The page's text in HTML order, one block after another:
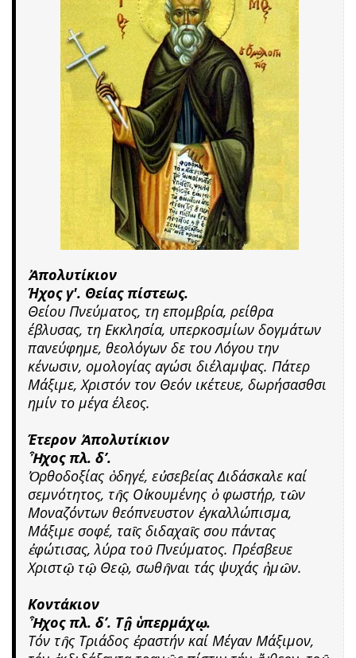
Ἀπολυτίκιον
Ήχος γ'. Θείας πίστεως.
Θείου Πνεύματος, τη επομβρία, ρείθρα
έβλυσας, τη Εκκλησία, υπερκοσμίων δογμάτων
πανεύφημε, θεολόγων δε του Λόγου την
κένωσιν, ομολογίας αγώσι διέλαμψας. Πάτερ
Μάξιμε, Χριστόν τον Θεόν ικέτευε, δωρήσασθσι
ημίν το μέγα έλεος.
Έτερον Ἀπολυτίκιον
Ἦχος πλ. δ’.
Ὀρθοδοξίας ὁδηγέ, εὐσεβείας Διδάσκαλε καί
σεμνότητος, τῆς Οἰκουμένης ὁ φωστήρ, τῶν
Μοναζόντων θεόπνευστον ἐγκαλλώπισμα,
Μάξιμε σοφέ, ταῖς διδαχαῖς σου πάντας
ἐφώτισας, λύρα τοῦ Πνεύματος. Πρέσβευε
Χριστῷ τῷ Θεῷ, σωθῆναι τάς ψυχάς ἡμῶν.
Κοντάκιον
Ἦχος πλ. δ’. Τῇ ὑπερμάχῳ.
Τόν τῆς Τριάδος ἐραστήν καί Μέγαν Μάξιμον,